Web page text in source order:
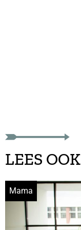
LEES OOK
Mama